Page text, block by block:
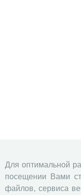
Для оптимальной
посещении Вами
файлов, сервиса